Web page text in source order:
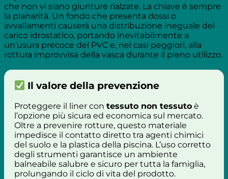
che non vi siano giunture rialzate. La chiave è sempre
la planarità. Un fondo che presenta dossi o
avvallamenti causerà una distribuzione ineguale del
carico idrostatico, portando inevitabilmente a
un’usura precoce del PVC e, nei casi peggiori, alla
rottura improvvisa della vasca durante il pieno utilizzo.
Il valore della prevenzione
Proteggere il liner con tessuto non tessuto è
l’opzione più sicura ed economica sul mercato.
Oltre a prevenire rotture, questo materiale
impedisce il contatto diretto tra agenti chimici
del suolo e la plastica della piscina. L’uso corretto
degli strumenti garantisce un ambiente
balneabile salubre e sicuro per tutta la famiglia,
prolungando il ciclo di vita del prodotto.